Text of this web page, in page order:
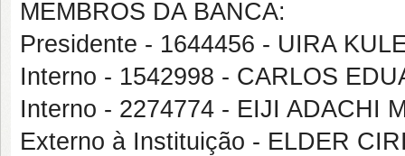
MEMBROS DA BANCA:
Presidente - 1644456 - UIRA
Interno - 1542998 - CARLOS
Interno - 2274774 - EIJI ADACHI
Externo à Instituição - ELDER